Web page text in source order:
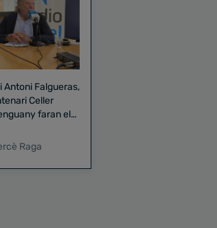
Antoni Falgueras,
Celler
faran el
Raga